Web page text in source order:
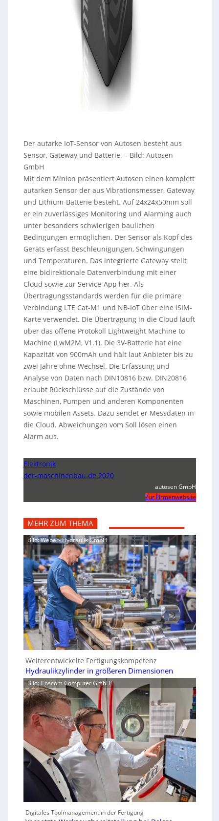
Der autarke IoT-Sensor von Autosen besteht aus
Sensor, Gateway und Batterie. – Bild: Autosen
GmbH
Mit dem Minion präsentiert Autosen einen komplett
autarken Sensor der aus Vibrationsmesser, Gateway
und Lithium-Batterie besteht. Auf 24x24x50mm soll
er ein zuverlässiges Monitoring und Alarming auch
unter besonders schwierigen baulichen
Bedingungen ermöglichen. Der Sensor als Kopf des
Geräts erfasst Beschleunigungen, Schwingungen
und Temperaturen. Das integrierte Gateway stellt
eine bidirektionale Datenverbindung mit einer
Cloud sowie zur Service-App her. Als
Übertragungsstandards werden für die primäre
Verbindung LTE Cat-M1 und NB-IoT über eine iSIM-
Karte verwendet. Die Übertragung in die Cloud läuft
über das offene Protokoll Lightweight Machine to
Machine (LwM2M, V1.1). Die 3V-Batterie hat eine
Kapazität von 900mAh und hält laut Anbieter bis zu
zwei Jahre ohne Wechsel. Die Erfassung und
Analyse von Daten nach DIN10816 bzw. DIN20816
erlaubt Rückschlüsse auf die Zustände von
Maschinen, Pumpen und anderen Komponenten
sowie mobilen Assets. Dazu sendet er Messdaten in
die Cloud. Abweichungen vom Soll lösen einen
Alarm aus.
Elektronik
der-maschinenbau.de 2020
autosen GmbH
Zur Firmenwebsite
MEHR ZUM THEMA
Bild: Weber- Hydraulik GmbH
Weiterentwickelte Fertigungskompetenz
Hydraulikzylinder in größeren Dimensionen
Bild: Coscom Computer GmbH
Digitales Toolmanagement in der Fertigung